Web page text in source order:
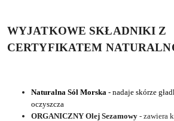
WYJATKOWE SKŁADNIKI Z
CERTYFIKATEM
Naturalna Sól Morska - nadaje skórze
oczyszcza
ORGANICZNY Olej Sezamowy - zawiera